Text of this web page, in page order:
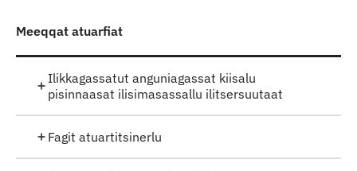
Meeqqat atuarfiat
Ilikkagassatut anguniagassat kiisalu
pisinnaasat ilisimasassallu ilitsersuutaat
Fagit atuartitsinerlu